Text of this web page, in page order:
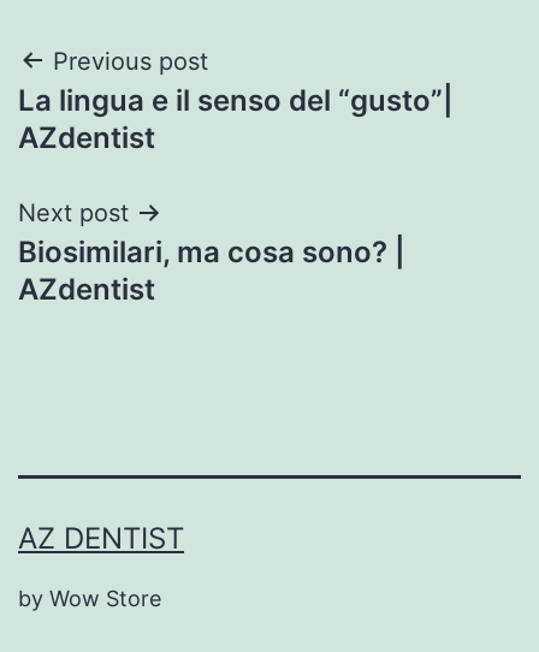
Post
navigation
Previous post
La lingua e il senso del “gusto”|
AZdentist
Next post
Biosimilari, ma cosa sono? |
AZdentist
AZ DENTIST
by Wow Store